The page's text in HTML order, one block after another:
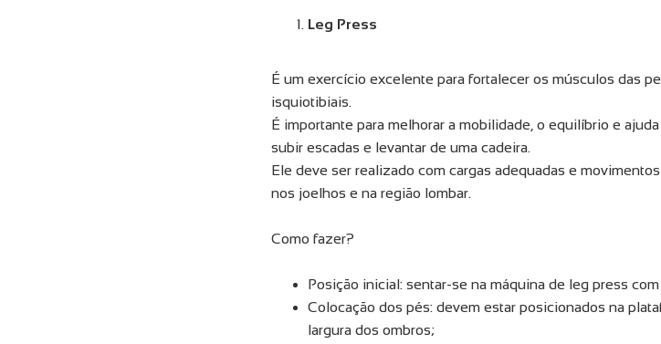
Leg Press
É um exercício excelente para fortalecer os músculos das
isquiotibiais.
É importante para melhorar a mobilidade, o equilíbrio e
subir escadas e levantar de uma cadeira.
Ele deve ser realizado com cargas adequadas e
nos joelhos e na região lombar.
Como fazer?
Posição inicial: sentar-se na máquina de leg press
Colocação dos pés: devem estar posicionados na
largura dos ombros;